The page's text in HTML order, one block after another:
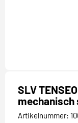
SLV
mechanisch
Artikelnummer: